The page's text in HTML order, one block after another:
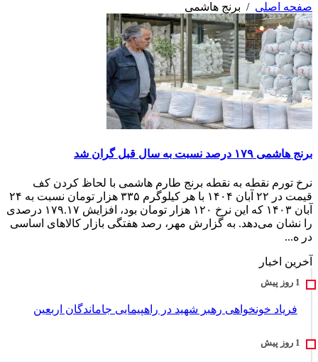
صفحه اصلی / برنج هاشمی
برنج هاشمی ۱۷۹ درصد نسبت به سال قبل گران شد
نرخ تورم نقطه به نقطه برنج طارم هاشمی با لحاظ کردن کف
قیمت در ۲۲ آبان ۱۴۰۴ با هر کیلوگرم ۳۳۵ هزار تومان نسبت به ۲۴
آبان ۱۴۰۳ که این نرخ ۱۲۰ هزار تومان بود، افزایش ۱۷۹.۱۷ درصدی
را نشان می‌دهد. به گزارش مهر، رصد هفتگی بازار کالاهای اساسی
در ه...
آخرین اخبار
فریاد خونخواهی رهبر شهید در راهپیمایی جاماندگان اربعین